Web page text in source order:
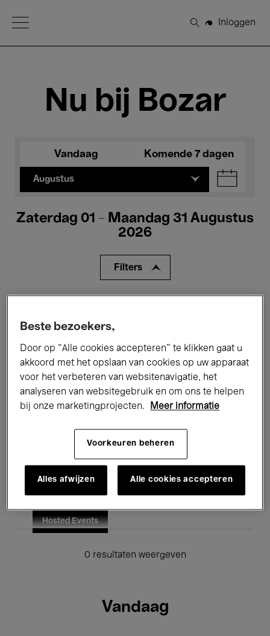
Open Menu
Zoeken
Inloggen
Nu bij Bozar
Vandaag Komende 7 dagen
Augustus
Zaterdag 01 - Maandag 31 Augustus
2026
Filters
Performances Lezingen & Debatten
Jazz Klassieke Muziek Global Music
Voor iedereen Kids’ Palace
Onderwijs Rondleidingen
Hosted Events
0 resultaten weergeven
Vandaag
Beste bezoekers,
Door op “Alle cookies accepteren” te klikken gaat u
akkoord met het opslaan van cookies op uw apparaat
voor het verbeteren van websitenavigatie, het
analyseren van websitegebruik en om ons te helpen
bij onze marketingprojecten.
Meer informatie
Voorkeuren beheren
Alles afwijzen Alle cookies accepteren